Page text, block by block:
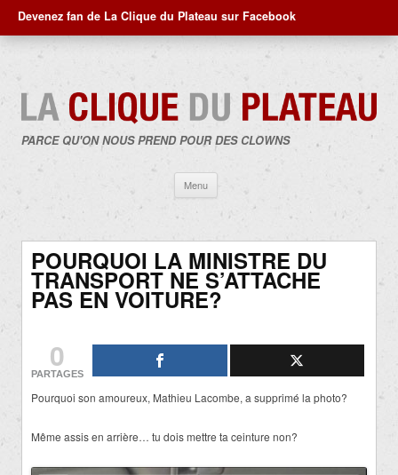
Devenez fan de La Clique du Plateau sur Facebook
PARCE QU'ON NOUS PREND POUR DES CLOWNS
Menu
contenu
POURQUOI LA MINISTRE DU
TRANSPORT NE S’ATTACHE
PAS EN VOITURE?
0
PARTAGES
Pourquoi son amoureux, Mathieu Lacombe, a supprimé la photo?
Même assis en arrière… tu dois mettre ta ceinture non?